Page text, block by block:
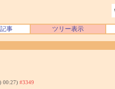
事 ツリー表示
00:27) #3349